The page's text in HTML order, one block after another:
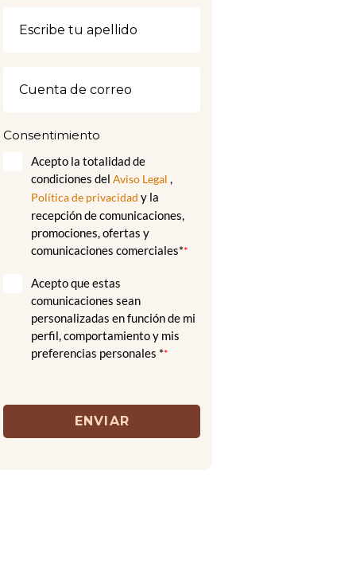
Consentimiento
Acepto la totalidad de
condiciones delAviso Legal ,
Política de privacidad y la
recepción de comunicaciones,
promociones, ofertas y
comunicaciones comerciales**
Acepto que estas
comunicaciones sean
personalizadas en función de mi
perfil, comportamiento y mis
preferencias personales **
ENVIAR